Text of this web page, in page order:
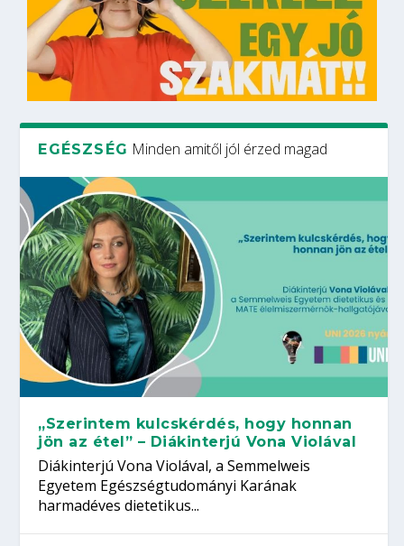
EGÉSZSÉG Minden amitől jól érzed magad
„Szerintem kulcskérdés, hogy honnan
jön az étel” – Diákinterjú Vona Violával
Diákinterjú Vona Violával, a Semmelweis
Egyetem Egészségtudományi Karának
harmadéves dietetikus...